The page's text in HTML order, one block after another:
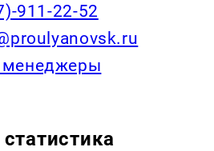
911-22-52